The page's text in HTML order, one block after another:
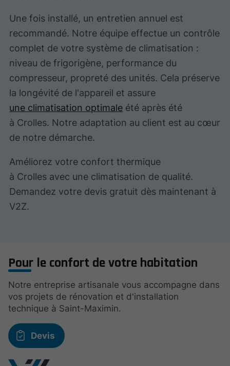
Une fois installé, un entretien annuel est
recommandé. Notre équipe effectue un contrôle
complet de votre système de climatisation :
niveau de frigorigène, performance du
compresseur, propreté des unités. Cela préserve
la longévité de l'appareil et assure
une climatisation optimale été après été
à Crolles. Notre adaptation au client est au cœur
de notre démarche.
Améliorez votre confort thermique
à Crolles avec une climatisation de qualité.
Demandez votre devis gratuit dès maintenant à
V2Z.
Pour le confort de votre habitation
Notre entreprise artisanale vous accompagne dans
vos projets de rénovation et d'installation
technique à Saint-Maximin.
Devis